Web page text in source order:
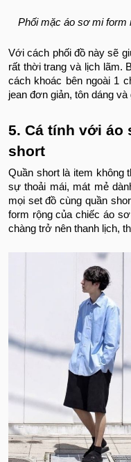
Phối mặc áo sơ mi form
Với cách phối đồ này sẽ
rất thời trang và lịch lãm.
cách khoác bên ngoài 1
jean đơn giản, tôn dáng
5. Cá tính với áo
short
Quần short là item không
sự thoải mái, mát mẻ
mọi set đồ cùng quần
form rộng của chiếc áo
chàng trở nên thanh lịch,